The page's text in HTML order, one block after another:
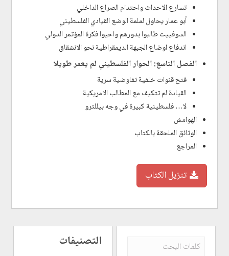
تسارع الاحداث واحتدام الصراع الداخلي
أبو عمار يحاول لملمة الوضع القيادي الفلسطيني
السوفييت طالبوا بدورهم واحيوا فكرة المؤتمر الدولي
اندفاع اوضاع الجبهة الديمقراطية نحو الانشقاق
الفصل التاسع: الحوار الفلسطيني لم يعمر طويلا
فتح قنوات خلفية تفاوضية سرية
القيادة لم تتكيف مع المطالب الامريكية
لا… فلسطينية كبيرة في وجه بيللترو
الهوامش
الوثائق الملحقة بالكتاب
المراجع
تنزيل الكتاب
التصنيفات